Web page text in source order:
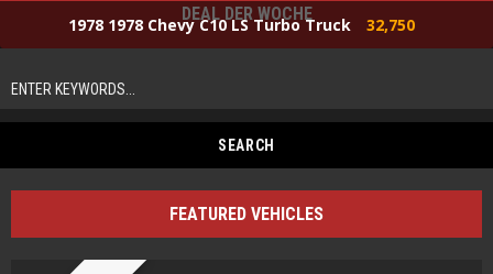
DEAL DER WOCHE
1978 1978 Chevy C10 LS Turbo Truck 32,750
FEATURED VEHICLES